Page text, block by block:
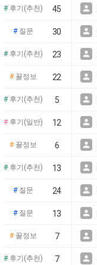
#후기(추천) 45 
#질문 30 
#후기(추천) 23 
#꿀정보 22 
#후기(추천) 5 
#후기(일반) 12 
#꿀정보 6 
#후기(추천) 13 
#질문 24 
#질문 13 
#꿀정보 7 
#후기(추천) 7 